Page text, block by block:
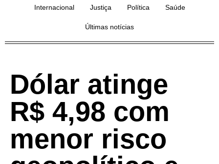
Internacional Justiça Política Saúde
Últimas notícias
Dólar atinge
R$ 4,98 com
menor risco